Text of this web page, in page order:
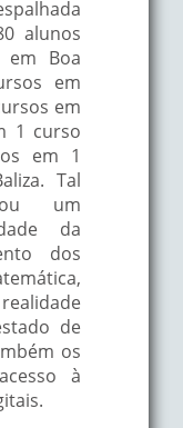
alunos
em Boa
em
em
1 curso
em 1
Tal
um
da
dos
de
os
à